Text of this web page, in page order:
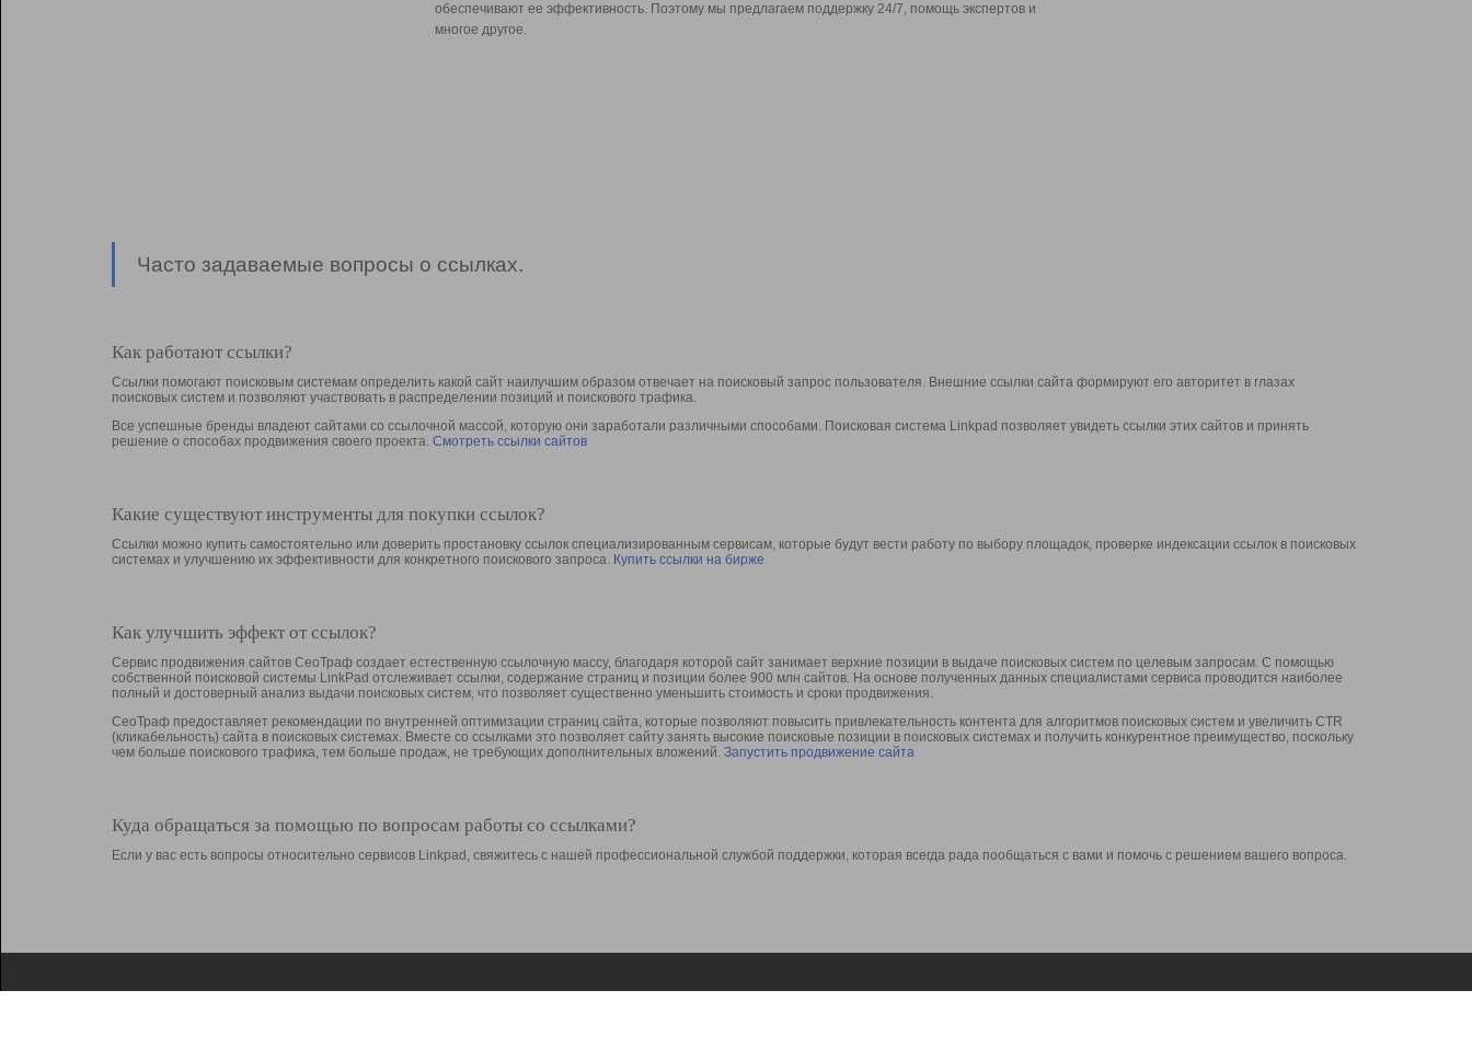
обеспечивают ее эффективность. Поэтому мы предлагаем поддержку 24/7, помощь экспертов и
многое другое.
Часто задаваемые вопросы о ссылках.
Как работают ссылки?
Ссылки помогают поисковым системам определить какой сайт наилучшим образом отвечает на поисковый запрос пользователя. Внешние ссылки сайта формируют его авторитет в глазах
поисковых систем и позволяют участвовать в раcпределении позиций и поискового трафика.
Все успешные бренды владеют сайтами со ссылочной массой, которую они заработали различными способами. Поисковая система Linkpad позволяет увидеть ссылки этих сайтов и принять
решение о способах продвижения своего проекта. Смотреть ссылки сайтов
Какие существуют инструменты для покупки ссылок?
Ссылки можно купить самостоятельно или доверить простановку ссылок специализированным сервисам, которые будут вести работу по выбору площадок, проверке индексации ссылок в поисковых
системах и улучшению их эффективности для конкретного поискового запроса. Купить ссылки на бирже
Как улучшить эффект от ссылок?
Сервис продвижения сайтов СеоТраф создает естественную ссылочную массу, благодаря которой сайт занимает верхние позиции в выдаче поисковых систем по целевым запросам. С помощью
собственной поисковой системы LinkPad отслеживает ссылки, содержание страниц и позиции более 900 млн сайтов. На основе полученных данных специалистами сервиса проводится наиболее
полный и достоверный анализ выдачи поисковых систем, что позволяет существенно уменьшить стоимость и сроки продвижения.
СеоТраф предоставляет рекомендации по внутренней оптимизации страниц сайта, которые позволяют повысить привлекательность контента для алгоритмов поисковых систем и увеличить CTR
(кликабельность) сайта в поисковых системах. Вместе со ссылками это позволяет сайту занять высокие поисковые позиции в поисковых системах и получить конкурентное преимущество, поскольку
чем больше поискового трафика, тем больше продаж, не требующих дополнительных вложений. Запустить продвижение сайта
Куда обращаться за помощью по вопросам работы со ссылками?
Если у вас есть вопросы относительно сервисов Linkpad, свяжитесь с нашей профессиональной службой поддержки, которая всегда рада пообщаться с вами и помочь с решением вашего вопроса.